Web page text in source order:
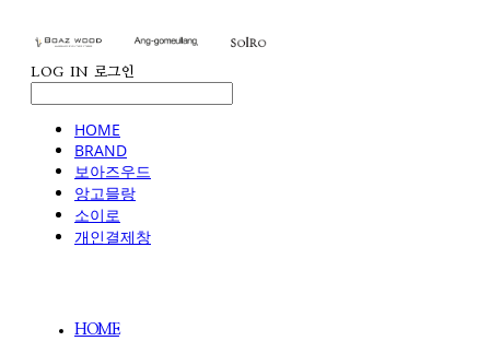
LOG IN 로그인
HOME
BRAND
보아즈우드
앙고믈랑
소이로
개인결제창
HOME